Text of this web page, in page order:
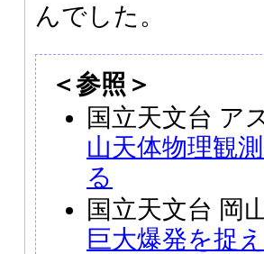
んでした。
＜参照＞
国立天文台 ア
山天体物理観
る
国立天文台 岡
巨大爆発を捉